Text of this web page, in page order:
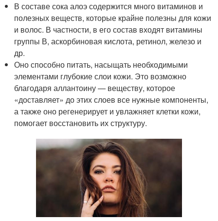
В составе сока алоэ содержится много витаминов и
полезных веществ, которые крайне полезны для кожи
и волос. В частности, в его состав входят витамины
группы В, аскорбиновая кислота, ретинол, железо и
др.
Оно способно питать, насыщать необходимыми
элементами глубокие слои кожи. Это возможно
благодаря аллантоину — веществу, которое
«доставляет» до этих слоев все нужные компоненты,
а также оно регенерирует и увлажняет клетки кожи,
помогает восстановить их структуру.